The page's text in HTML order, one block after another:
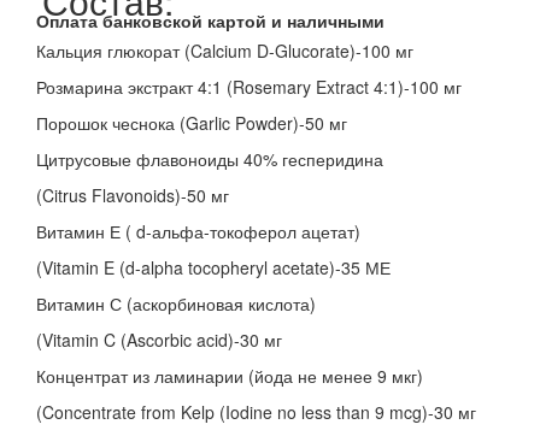
Оплата банковской картой и наличными
Кальция глюкорат (Calcium D-Glucorate)-100 мг
Розмарина экстракт 4:1 (Rosemary Extract 4:1)-100 мг
Порошок чеснока (Garlic Powder)-50 мг
Цитрусовые флавоноиды 40% гесперидина
(Citrus Flavonoids)-50 мг
Витамин Е ( d-альфа-токоферол ацетат)
(Vitamin E (d-alpha tocopheryl acetate)-35 МЕ
Витамин С (аскорбиновая кислота)
(Vitamin C (Ascorbic acid)-30 мг
Концентрат из ламинарии (йода не менее 9 мкг)
(Concentrate from Kelp (Iodine no less than 9 mcg)-30 мг